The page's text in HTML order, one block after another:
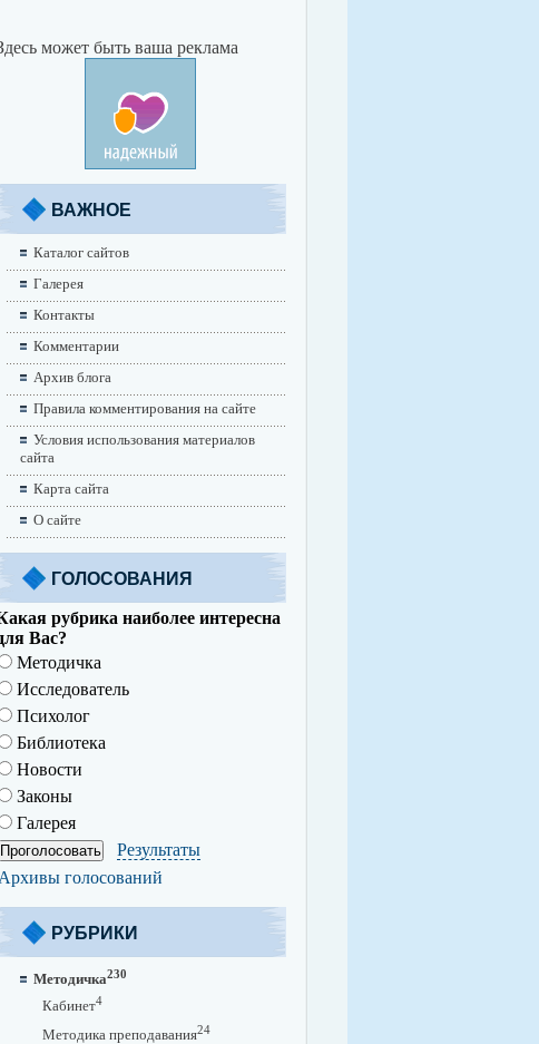
может быть ваша реклама
ВАЖНОЕ
Каталог сайтов
Галерея
Контакты
Комментарии
Архив блога
Правила комментирования на сайте
Условия использования материалов
сайта
Карта сайта
О сайте
ГОЛОСОВАНИЯ
рубрика наиболее интересна
Вас?
Методичка
Исследователь
Психолог
Библиотека
Новости
Законы
Галерея
Результаты
Архивы голосований
РУБРИКИ
Методичка230
Кабинет4
Методика преподавания24